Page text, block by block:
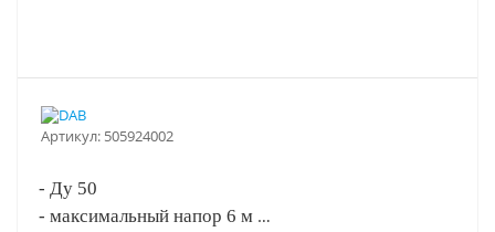
Артикул: 505924002
- Ду 50
- максимальный напор 6 м